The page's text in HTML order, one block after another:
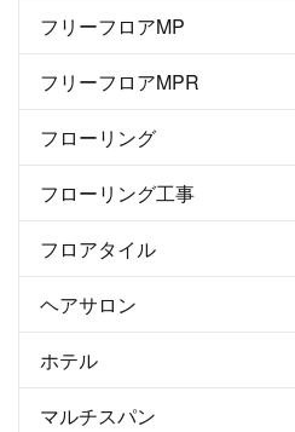
フリーフロアMP
フリーフロアMPR
フローリング
フローリング工事
フロアタイル
ヘアサロン
ホテル
マルチスパン